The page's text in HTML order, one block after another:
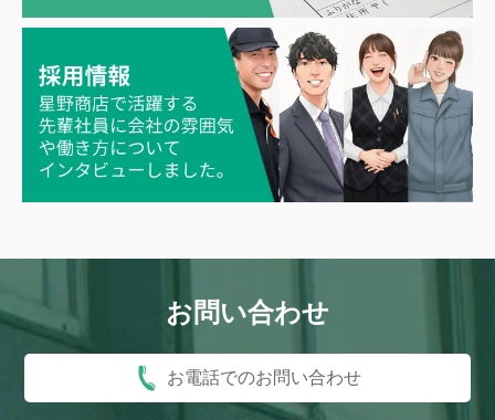
お問い合わせ
お電話でのお問い合わせ